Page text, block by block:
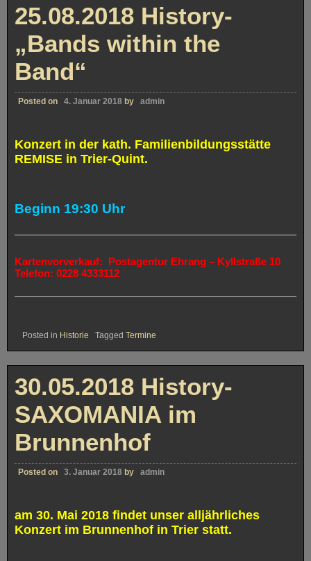
25.08.2018 History-
„Bands within the
Band“
Posted on 4. Januar 2018 by admin
Konzert in der kath. Familienbildungsstätte
REMISE in Trier-Quint.
Beginn 19:30 Uhr
Kartenvorverkauf:
Postagentur Ehrang – Kyllstraße 10
Telefon: 0228 4333112
Posted in Historie Tagged Termine
30.05.2018 History-
SAXOMANIA im
Brunnenhof
Posted on 3. Januar 2018 by admin
am 30. Mai 2018 findet unser alljährliches
Konzert im Brunnenhof in Trier statt.